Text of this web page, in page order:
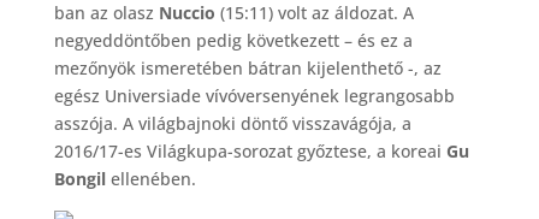
ban az olasz Nuccio (15:11) volt az áldozat. A
negyeddöntőben pedig következett – és ez a
mezőnyök ismeretében bátran kijelenthető -, az
egész Universiade vívóversenyének legrangosabb
asszója. A világbajnoki döntő visszavágója, a
2016/17-es Világkupa-sorozat győztese, a koreai Gu
Bongilellenében.